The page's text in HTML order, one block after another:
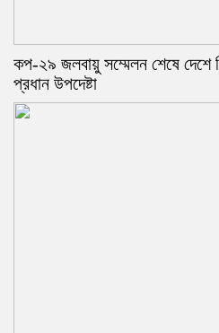
কপ-২৯ জলবায়ু সম্মেলন শেষে দেশে
প্রধান উপদেষ্টা